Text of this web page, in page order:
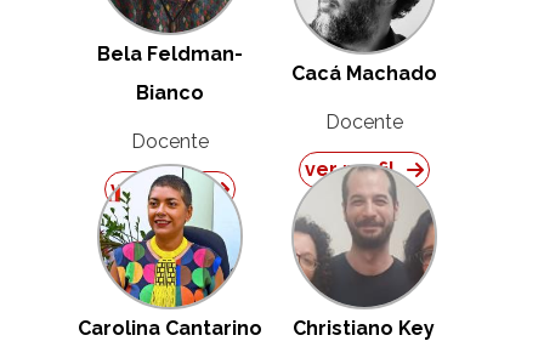
Bela Feldman-
Bianco
Docente
ver perfil
Cacá Machado
Docente
ver perfil
Carolina Cantarino
Christiano Key